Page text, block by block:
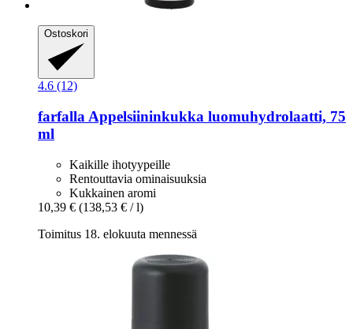
Ostoskori
4.6 (12)
farfalla Appelsiininkukka luomuhydrolaatti, 75
ml
Kaikille ihotyypeille
Rentouttavia ominaisuuksia
Kukkainen aromi
10,39 € (138,53 € / l)
Toimitus 18. elokuuta mennessä